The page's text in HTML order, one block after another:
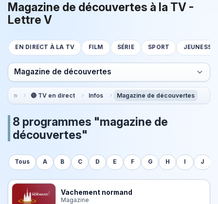
Magazine de découvertes à la TV -
Lettre V
EN DIRECT À LA TV FILM SÉRIE SPORT JEUNESSE
Magazine de découvertes
🔴 TV en direct Infos Magazine de découvertes
8 programmes "magazine de
découvertes"
Tous A B C D E F G H J
Vachement normand
Magazine